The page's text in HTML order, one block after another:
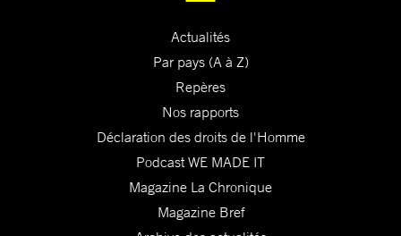
Actualités
Par pays (A à Z)
Repères
Nos rapports
Déclaration des droits de l'Homme
Podcast WE MADE IT
Magazine La Chronique
Magazine Bref